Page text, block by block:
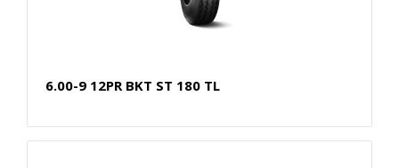
6.00-9 12PR BKT ST 180 TL